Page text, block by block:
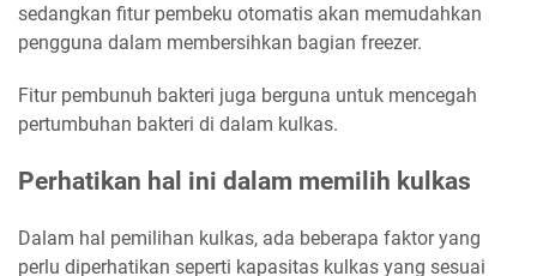
sedangkan fitur pembeku otomatis akan memudahkan
pengguna dalam membersihkan bagian freezer.
Fitur pembunuh bakteri juga berguna untuk mencegah
pertumbuhan bakteri di dalam kulkas.
Perhatikan hal ini dalam memilih kulkas
Dalam hal pemilihan kulkas, ada beberapa faktor yang
perlu diperhatikan seperti kapasitas kulkas yang sesuai